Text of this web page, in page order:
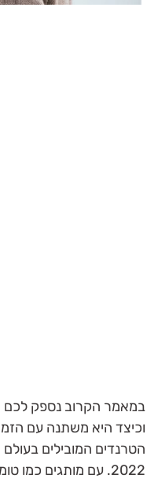
במאמר הקרוב נספק לכם
וכיצד היא משתנה עם
הטרנדים המובילים
2022. עם מותגים כמו